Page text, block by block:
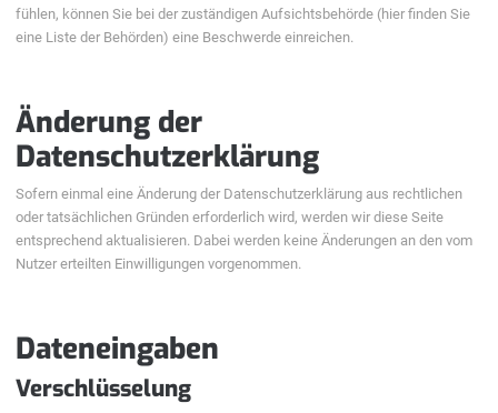
fühlen, können Sie bei der zuständigen Aufsichtsbehörde (hier finden Sie
eine Liste der Behörden) eine Beschwerde einreichen.
Änderung der
Datenschutzerklärung
Sofern einmal eine Änderung der Datenschutzerklärung aus rechtlichen
oder tatsächlichen Gründen erforderlich wird, werden wir diese Seite
entsprechend aktualisieren. Dabei werden keine Änderungen an den vom
Nutzer erteilten Einwilligungen vorgenommen.
Dateneingaben
Verschlüsselung